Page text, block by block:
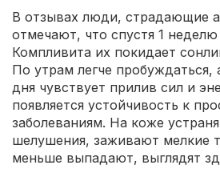
В отзывах люди, страдающие
отмечают, что спустя 1
Компливита их покидает
По утрам легче пробуждаться,
дня чувствует прилив сил и
появляется устойчивость к
заболеваниям. На коже
шелушения, заживают мелкие
меньше выпадают, выглядят